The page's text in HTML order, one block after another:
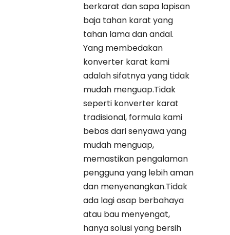
berkarat dan sapa lapisan
baja tahan karat yang
tahan lama dan andal.
Yang membedakan
konverter karat kami
adalah sifatnya yang tidak
mudah menguap.Tidak
seperti konverter karat
tradisional, formula kami
bebas dari senyawa yang
mudah menguap,
memastikan pengalaman
pengguna yang lebih aman
dan menyenangkan.Tidak
ada lagi asap berbahaya
atau bau menyengat,
hanya solusi yang bersih